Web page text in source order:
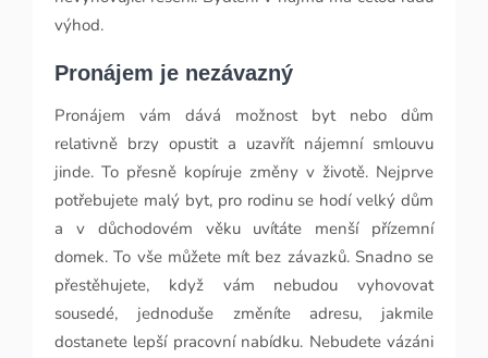
výhod.
Pronájem je nezávazný
Pronájem vám dává možnost byt nebo dům
relativně brzy opustit a uzavřít nájemní smlouvu
jinde. To přesně kopíruje změny v životě. Nejprve
potřebujete malý byt, pro rodinu se hodí velký dům
a v důchodovém věku uvítáte menší přízemní
domek. To vše můžete mít bez závazků. Snadno se
přestěhujete, když vám nebudou vyhovovat
sousedé, jednoduše změníte adresu, jakmile
dostanete lepší pracovní nabídku. Nebudete vázáni